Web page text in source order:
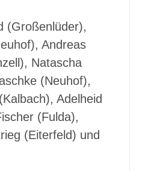
(Großenlüder),
Andreas
Natascha
(Neuhof),
Adelheid
(Fulda),
(Eiterfeld) und